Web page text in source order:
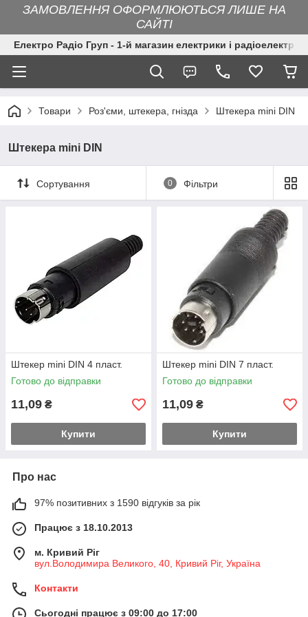
ЗАМОВЛЕННЯ ОФОРМЛЮЮТЬСЯ ЛИШЕ НА
САЙТІ
Електро Радіо Груп - 1-й магазин електрики і
Товари Роз'єми, штекера, гнізда Штекера mini DIN
Штекера mini DIN
Сортування 0 Фільтри
Штекер mini DIN 4 пласт.
Готово до відправки
11,09 ₴
Купити
Штекер mini DIN 7 пласт.
Готово до відправки
11,09 ₴
Купити
Про нас
97% позитивних з 1590 відгуків за рік
Працює з 18.10.2013
м. Кривий Ріг
вул.Володимира Великого, 40, Кривий Ріг, Україна
Контакти
Сьогодні працює з 09:00 до 17:00